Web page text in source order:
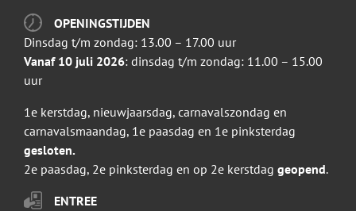
OPENINGSTIJDEN
Dinsdag t/m zondag: 13.00 – 17.00 uur
Vanaf 10 juli 2026: dinsdag t/m zondag: 11.00 – 15.00
uur
1e kerstdag, nieuwjaarsdag, carnavalszondag en
carnavalsmaandag, 1e paasdag en 1e pinksterdag
gesloten.
2e paasdag, 2e pinksterdag en op 2e kerstdag geopend.
ENTREE